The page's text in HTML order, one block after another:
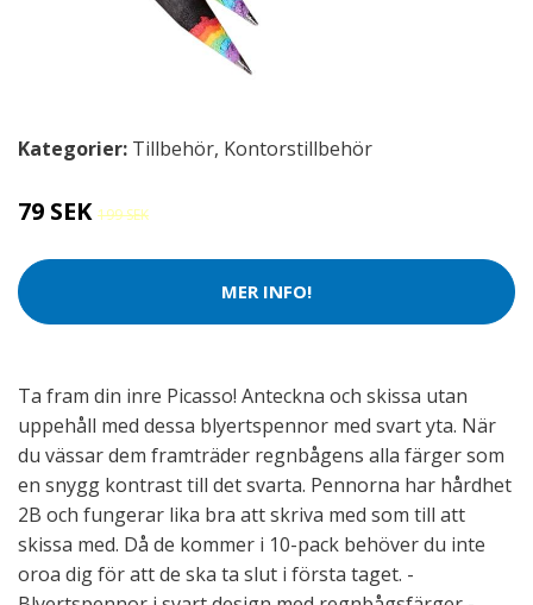
Kategorier: Tillbehör, Kontorstillbehör
79 SEK 199 SEK
MER INFO!
Ta fram din inre Picasso! Anteckna och skissa utan
uppehåll med dessa blyertspennor med svart yta. När
du vässar dem framträder regnbågens alla färger som
en snygg kontrast till det svarta. Pennorna har hårdhet
2B och fungerar lika bra att skriva med som till att
skissa med. Då de kommer i 10-pack behöver du inte
oroa dig för att de ska ta slut i första taget. -